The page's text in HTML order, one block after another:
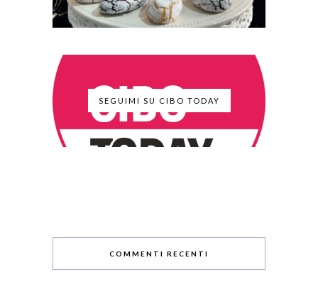
SEGUIMI SU CIBO TODAY
COMMENTI RECENTI